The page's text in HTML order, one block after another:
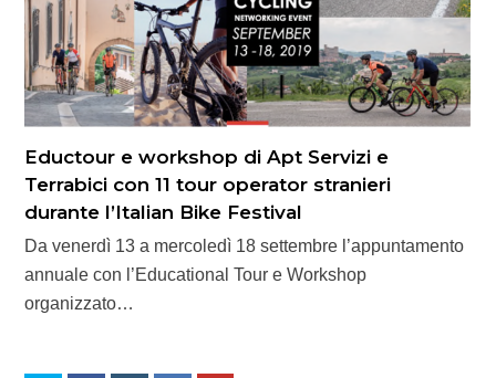
Eductour e workshop di Apt Servizi e
Terrabici con 11 tour operator stranieri
durante l’Italian Bike Festival
Da venerdì 13 a mercoledì 18 settembre l’appuntamento
annuale con l’Educational Tour e Workshop
organizzato…